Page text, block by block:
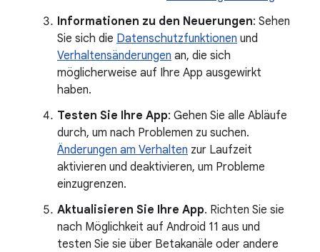
Informationen zu den Neuerungen: Sehen
Sie sich die Datenschutzfunktionen und
Verhaltensänderungen an, die sich
möglicherweise auf Ihre App ausgewirkt
haben.
Testen Sie Ihre App: Gehen Sie alle Abläufe
durch, um nach Problemen zu suchen.
Änderungen am Verhalten zur Laufzeit
aktivieren und deaktivieren, um Probleme
einzugrenzen.
Aktualisieren Sie Ihre App. Richten Sie sie
nach Möglichkeit auf Android 11 aus und
testen Sie sie über Betakanäle oder andere